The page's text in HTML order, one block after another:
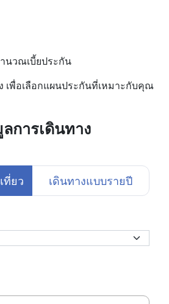
นวณเบี้ยประกัน
เพื่อเลือกแผนประกันที่เหมาะกับคุณ
การเดินทาง
ที่ยว เดินทางแบบรายปี